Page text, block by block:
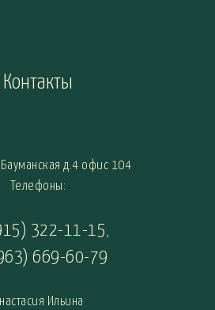
Контакты
д.4 офис 104
Телефоны:
322-11-15,
669-60-79
Ильина